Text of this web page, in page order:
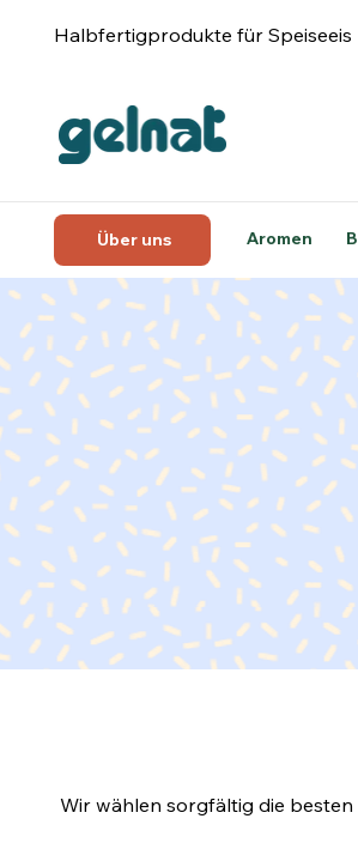
Halbfertigprodukte für Speiseeis
Über uns Aromen
Wir wählen sorgfältig die